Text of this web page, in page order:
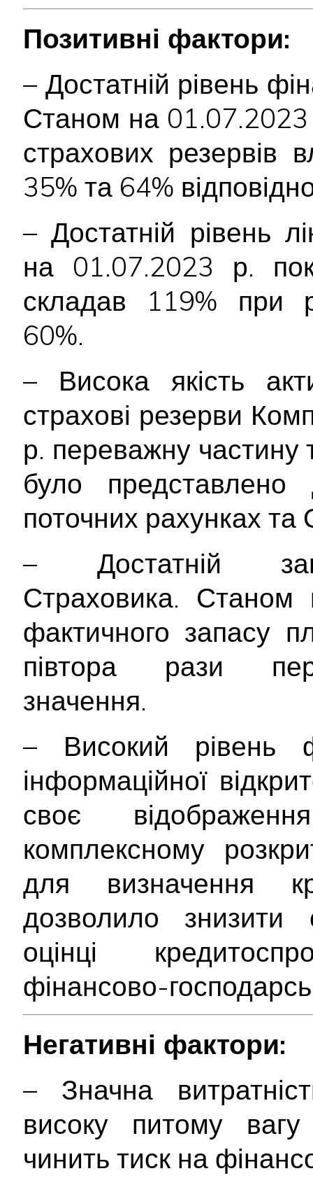
Позитивні фактори:
– Достатній рівень
Станом на 01.07.2023
страхових резервів
35% та 64%
– Достатній рівень
на 01.07.2023 р.
складав 119% при
60%.
– Висока якість
страхові резерви
р. переважну частину
було
поточних рахунках
– Достатній
Страховика. Станом
фактичного запасу
півтора рази
значення.
– Високий рівень
інформаційної
своє
комплексному
для визначення
дозволило знизити
оцінці
фінансово-
Негативні фактори:
– Значна
високу питому вагу
чинить тиск на